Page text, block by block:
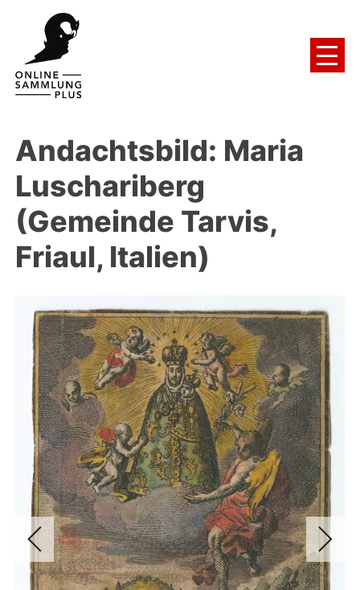
Andachtsbild: Maria
Luschariberg
(Gemeinde Tarvis,
Friaul, Italien)